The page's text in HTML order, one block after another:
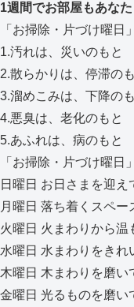
1週間でお部屋もあな
「お掃除・片づけ曜日
1.汚れは、災いのもと
2.散らかりは、停滞の
3.溜めこみは、下降の
4.悪臭は、老化のもと
5.あふれは、病のもと
「お掃除・片づけ曜
日曜日 お日さまを迎え
月曜日 落ち着くスペー
火曜日 火まわりから温
水曜日 水まわりをきれ
木曜日 木まわりを磨い
金曜日 光るものを磨い